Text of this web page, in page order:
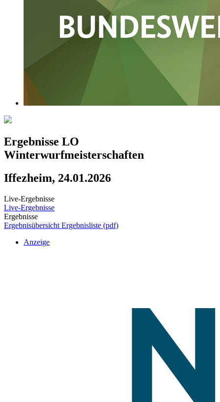
Ergebnisse LO
Winterwurfmeisterschaften
Iffezheim, 24.01.2026
Live-Ergebnisse
Live-Ergebnisse
Ergebnisse
Ergebnisübersicht Ergebnisliste (pdf)
Anzeige